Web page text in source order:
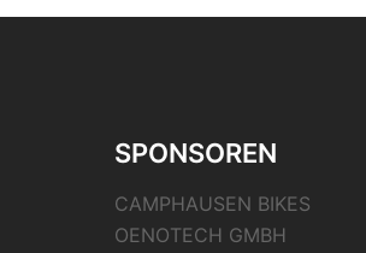
SPONSOREN
CAMPHAUSEN BIKES
OENOTECH GMBH